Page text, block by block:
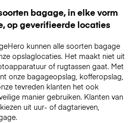
bagage, in elke vorm
op geverifieerde locaties
kunnen alle soorten bagage
opslaglocaties. Het maakt niet uit
of rugtassen gaat. Met
onze bagageopslag, kofferopslag,
tevreden klanten het ook
manier gebruiken. Klanten van
uit uur- of dagtarieven,